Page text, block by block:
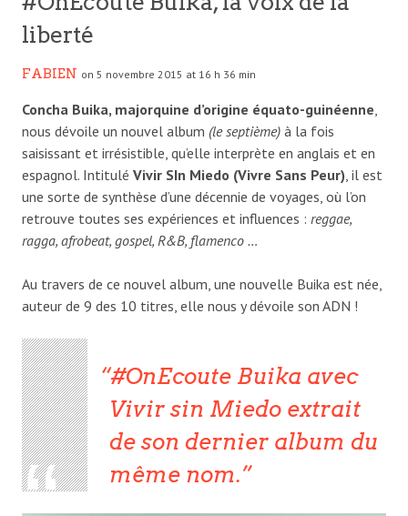
liberté
FABIEN on 5 novembre 2015 at 16 h 36 min
Concha Buika, majorquine d’origine équato-guinéenne
nous dévoile un nouvel album (le septième) à la fois
saisissant et irrésistible, qu’elle interprète en anglais et en
espagnol. Intitulé Vivir SIn Miedo (Vivre Sans Peur) , il est
une sorte de synthèse d’une décennie de voyages, où l’on
retrouve toutes ses expériences et influences : reggae,
ragga, afrobeat, gospel, R&B, flamenco …
Au travers de ce nouvel album, une nouvelle Buika est née,
auteur de 9 des 10 titres, elle nous y dévoile son ADN !
#OnEcoute Buika avec
Vivir sin Miedo extrait
de son dernier album du
même nom.